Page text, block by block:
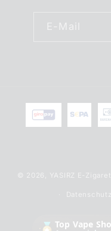
E-Mail
© 2026, YASIRZ E-
Top Vape